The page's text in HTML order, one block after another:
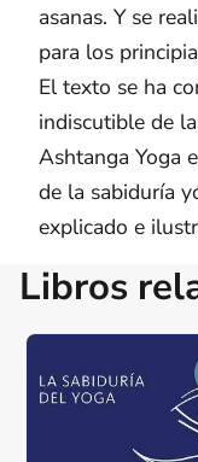
asanas. Y se
para los
El texto se ha
indiscutible de
Ashtanga Yoga
de la sabiduría
explicado e
Libros